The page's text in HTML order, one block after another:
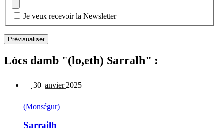
Je veux recevoir la Newsletter
Lòcs damb "(lo,eth) Sarralh" :
30 janvier 2025
(Monségur)
Sarrailh